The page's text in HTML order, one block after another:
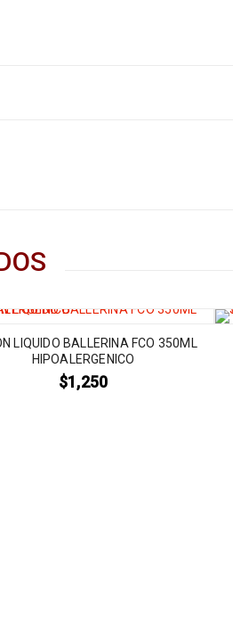
LIQUIDO BALLERINA FCO 350ML
HIPOALERGENICO
$1,250